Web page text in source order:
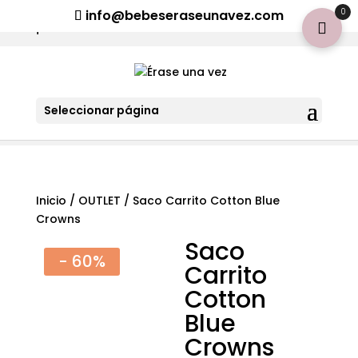
¡Aviso importante para tod@s! Si necesitan más información
info@bebeseraseunavez.com
Seleccionar página
Inicio / OUTLET / Saco Carrito Cotton Blue
Crowns
- 60% Saco
Carrito
Cotton
Blue
Crowns
0